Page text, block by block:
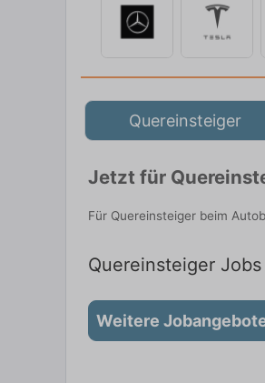
Quereinsteiger
Jetzt für
Für Quereinsteiger beim
Quereinsteiger
Weitere